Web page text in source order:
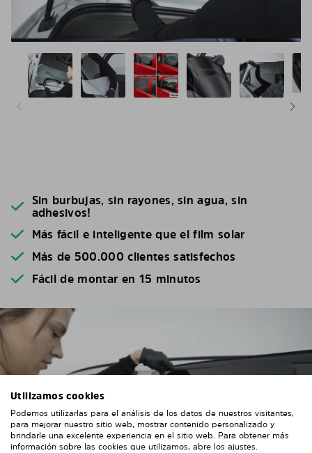
Sin burbujas, sin rayones, sin agua, sin
adhesivos!
Más fácil e inteligente que el film solar
Más de 500.000 clientes satisfechos
Fácil de montar en 15 minutos
FÁCIL INSTALACIÓN
Siempre un resultado perfecto
Utilizamos cookies
Podemos utilizarlas para el análisis de los datos de nuestros visitantes,
para mejorar nuestro sitio web, mostrar contenido personalizado y
brindarle una excelente experiencia en el sitio web. Para obtener más
información sobre las cookies que utilizamos, abre los ajustes.